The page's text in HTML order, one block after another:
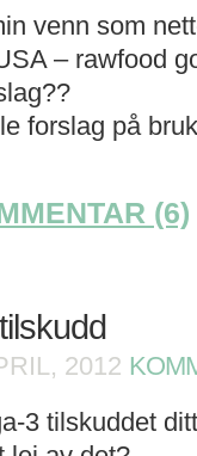
venn som
– rawfood
forslag på
(6)
2012
3 tilskuddet